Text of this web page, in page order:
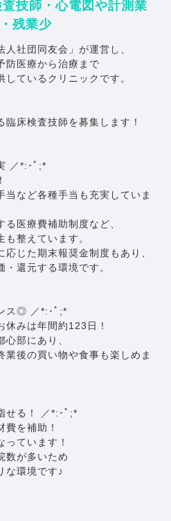
技師・心電図や計測業
残業少
社団同友会」が運営し、
防医療から治療まで
ているクリニックです。
床検査技師を募集します！
／*:･ﾟ;*
当など各種手当も充実していま
医療費補助制度など、
整えています。
じた期末報奨金制度もあり、
還元する環境です。
ス◎ ／*:･ﾟ;*
休みは年間約123日！
部にあり、
業後の買い物や食事も楽しめま
せる！ ／*:･ﾟ;*
費を補助！
ています！
数が多いため
な環境です♪